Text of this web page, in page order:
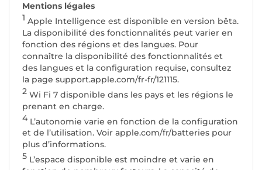
Mentions légales
1 Apple Intelligence est disponible en version bêta.
La disponibilité des fonctionnalités peut varier en
fonction des régions et des langues. Pour
connaître la disponibilité des fonctionnalités et
des langues et la configuration requise, consultez
la page support.apple.com/fr-fr/121115.
2 Wi Fi 7 disponible dans les pays et les régions le
prenant en charge.
4 L’autonomie varie en fonction de la configuration
et de l’utilisation. Voir apple.com/fr/batteries pour
plus d’informations.
5 L’espace disponible est moindre et varie en